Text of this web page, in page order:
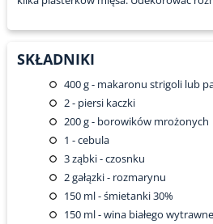
SKŁADNIKI
400g - makaronu strigoli lub
2- piersi kaczki
200g - borowików mrożonych
1 - cebula
3ząbki - czosnku
2gałązki - rozmarynu
150ml - śmietanki 30%
150ml - wina białego